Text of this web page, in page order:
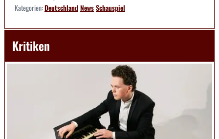
Kategorien:DeutschlandNewsSchauspiel
Kritiken